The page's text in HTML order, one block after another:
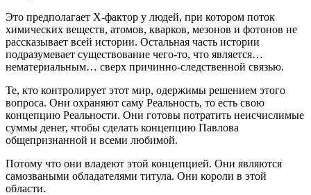
Это предполагает X-фактор у людей, при котором поток
химических веществ, атомов, кварков, мезонов и фотонов не
рассказывает всей истории. Остальная часть истории
подразумевает существование чего-то, что является…
нематериальным… сверх причинно-следственной связью.
Те, кто контролирует этот мир, одержимы решением этого
вопроса. Они охраняют саму Реальность, то есть свою
концепцию Реальности. Они готовы потратить неисчислимые
суммы денег, чтобы сделать концепцию Павлова
общепризнанной и всеми любимой.
Потому что они владеют этой концепцией. Они являются
самозваными обладателями титула. Они короли в этой
области.